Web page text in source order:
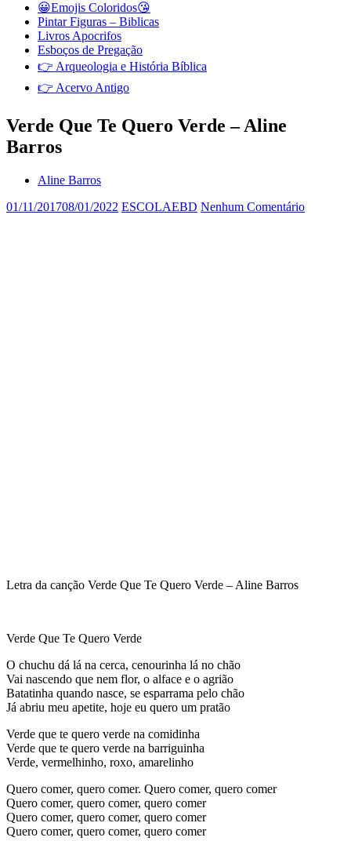
😀Emojis Coloridos😘
Pintar Figuras – Biblicas
Livros Apocrifos
Esboços de Pregação
👉 Arqueologia e História Bíblica
👉 Acervo Antigo
Verde Que Te Quero Verde – Aline
Barros
Aline Barros
01/11/201708/01/2022 ESCOLAEBD Nenhum Comentário
Letra da canção Verde Que Te Quero Verde – Aline Barros
Verde Que Te Quero Verde
O chuchu dá lá na cerca, cenourinha lá no chão
Vai nascendo que nem flor, o alface e o agrião
Batatinha quando nasce, se esparrama pelo chão
Já abriu meu apetite, hoje eu quero um pratão
Verde que te quero verde na comidinha
Verde que te quero verde na barriguinha
Verde, vermelhinho, roxo, amarelinho
Quero comer, quero comer. Quero comer, quero comer
Quero comer, quero comer, quero comer
Quero comer, quero comer, quero comer
Quero comer, quero comer, quero comer